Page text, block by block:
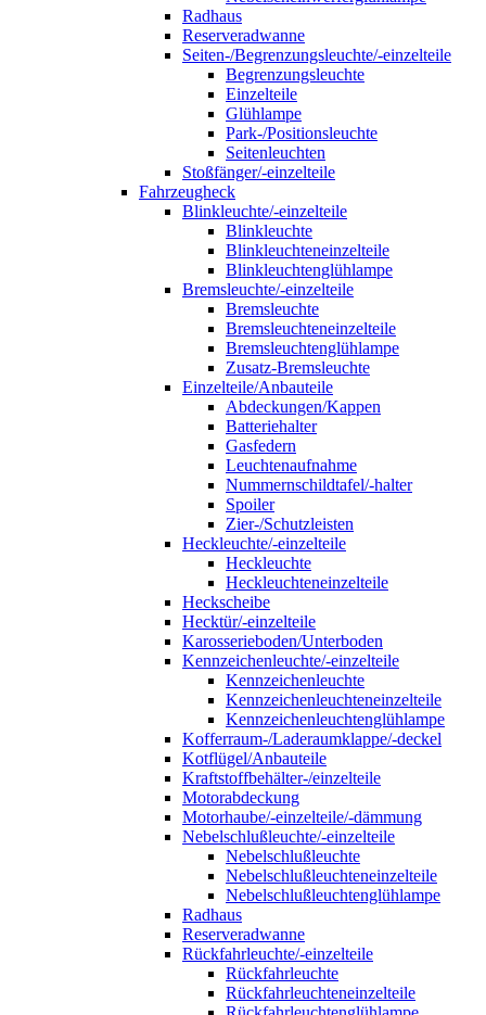
Radhaus
Reserveradwanne
Seiten-/Begrenzungsleuchte/-einzelteile
Begrenzungsleuchte
Einzelteile
Glühlampe
Park-/Positionsleuchte
Seitenleuchten
Stoßfänger/-einzelteile
Fahrzeugheck
Blinkleuchte/-einzelteile
Blinkleuchte
Blinkleuchteneinzelteile
Blinkleuchtenglühlampe
Bremsleuchte/-einzelteile
Bremsleuchte
Bremsleuchteneinzelteile
Bremsleuchtenglühlampe
Zusatz-Bremsleuchte
Einzelteile/Anbauteile
Abdeckungen/Kappen
Batteriehalter
Gasfedern
Leuchtenaufnahme
Nummernschildtafel/-halter
Spoiler
Zier-/Schutzleisten
Heckleuchte/-einzelteile
Heckleuchte
Heckleuchteneinzelteile
Heckscheibe
Hecktür/-einzelteile
Karosserieboden/Unterboden
Kennzeichenleuchte/-einzelteile
Kennzeichenleuchte
Kennzeichenleuchteneinzelteile
Kennzeichenleuchtenglühlampe
Kofferraum-/Laderaumklappe/-deckel
Kotflügel/Anbauteile
Kraftstoffbehälter-/einzelteile
Motorabdeckung
Motorhaube/-einzelteile/-dämmung
Nebelschlußleuchte/-einzelteile
Nebelschlußleuchte
Nebelschlußleuchteneinzelteile
Nebelschlußleuchtenglühlampe
Radhaus
Reserveradwanne
Rückfahrleuchte/-einzelteile
Rückfahrleuchte
Rückfahrleuchteneinzelteile